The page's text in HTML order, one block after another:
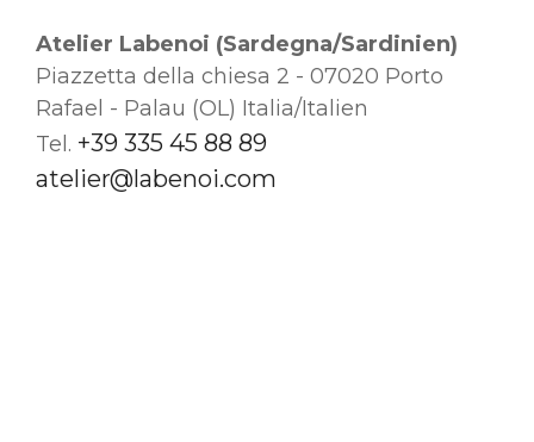
Atelier Labenoi (Sardegna/Sardinien)
Piazzetta della chiesa 2 - 07020 Porto
Rafael - Palau (OL) Italia/Italien
Tel. +39 335 45 88 89
atelier@labenoi.com